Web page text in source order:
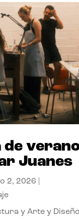
de
Juanes
2, 2026
y Arte y